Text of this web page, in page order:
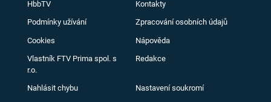
HbbTV Kontakty
Podmínky užívání Zpracování osobních údajů
Cookies Nápověda
Vlastník FTV Prima spol. s
r.o.
Redakce
Nahlásit chybu Nastavení soukromí